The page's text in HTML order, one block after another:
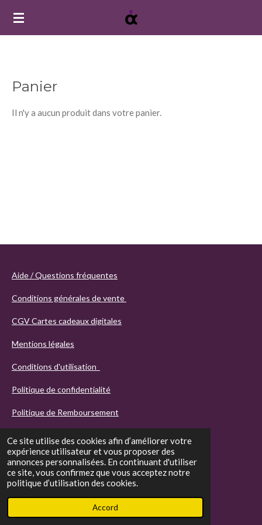
Ce site utilise des cookies afin d’améliorer votre
expérience utilisateur et vous proposer des
annonces personnalisées. En continuant d'utiliser
ce site, vous confirmez que vous acceptez notre
politique d’utilisation des cookies.
Accord
Passer
Panier
Il n'y a aucun produit dans votre panier.
Aide / Questions fréquentes
Conditions générales de vente
CGV Cartes cadeaux digitales
Mentions légales
Conditions d'utilisation
Politique de confidentialité
Politique de Remboursement